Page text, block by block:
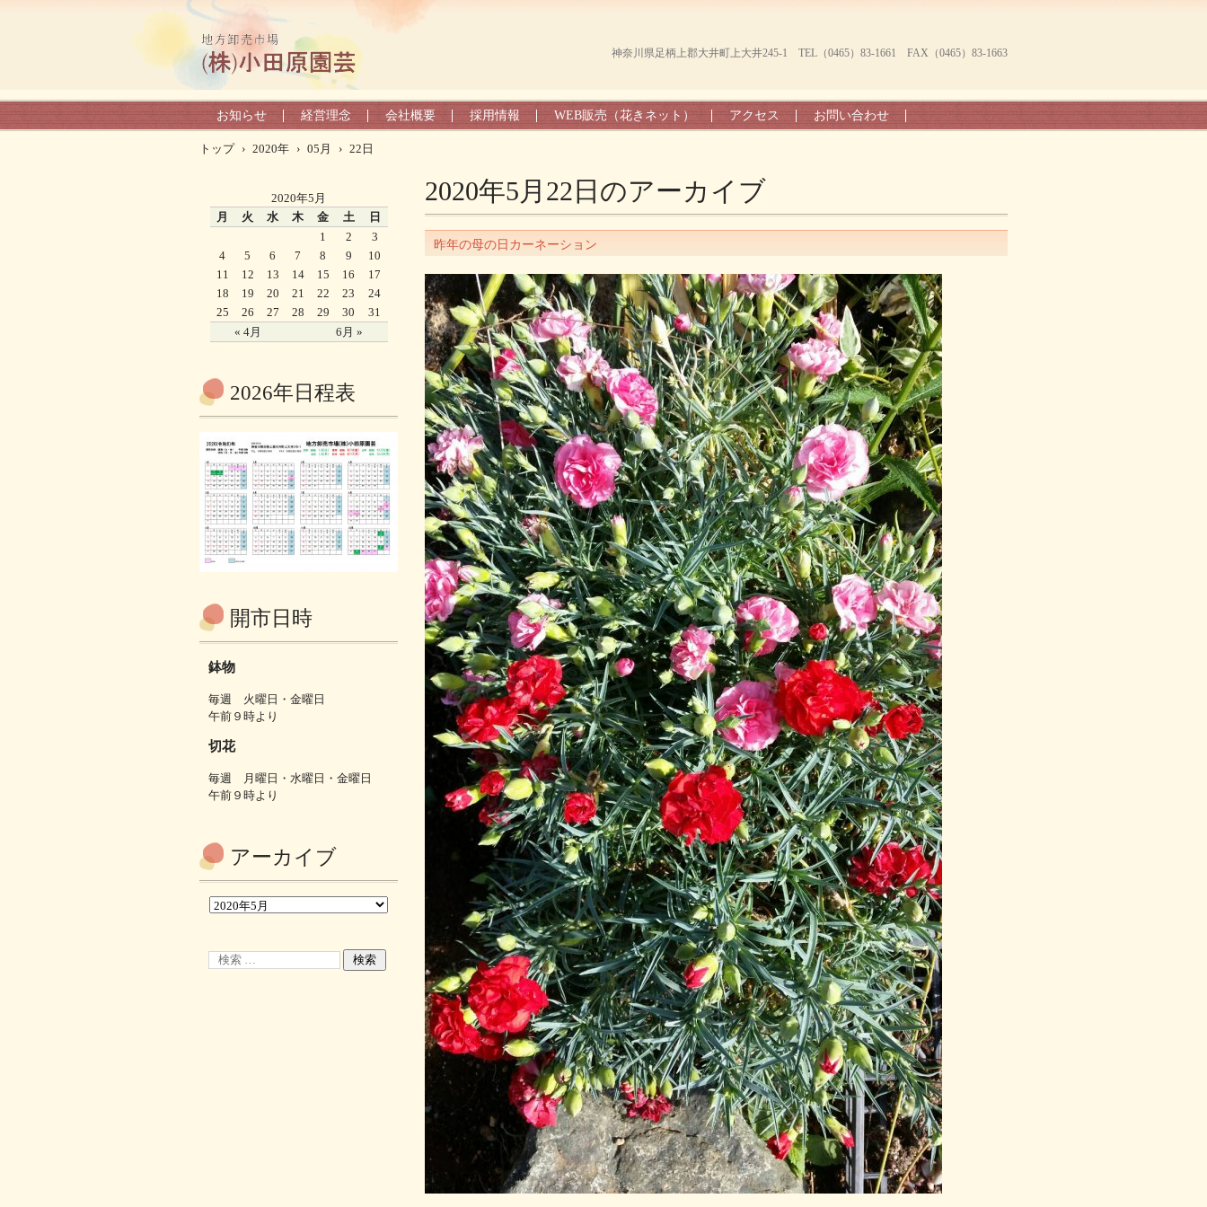
神奈川県足柄上郡大井町上大井245-1 TEL（0465）83-1661 FAX（0465）83-1663
お知らせ 経営理念 会社概要 採用情報 WEB販売（花きネット） アクセス お問い合わせ
トップ › 2020年 › 05月 › 22日
2020年5月22日 のアーカイブ
昨年の母の日カーネーション
2020年5月
月
火 水 木 金 土 日
« 4月 6月 »
1 2
3
4
5 6 7 8 9
10
11
12 13 14 15 16
17
18
19 20 21 22 23
24
25
26 27 28 29 30 31
2026年日程表
開市日時
鉢物
毎週 火曜日・金曜日
午前９時より
切花
毎週 月曜日・水曜日・金曜日
午前９時より
アーカイブ